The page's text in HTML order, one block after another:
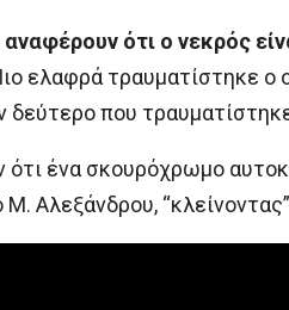
ότι ο νεκρός
ελαφρά τραυματίστηκε ο
δεύτερο που
ότι ένα σκουρόχρωμο
Μ. Αλεξάνδρου,